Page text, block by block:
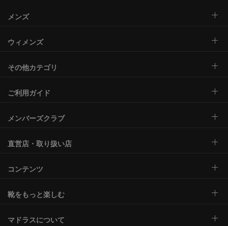
メンズ
ウィメンズ
その他カテゴリ
ご利用ガイド
メンバーズクラブ
直営店・取り扱い店
コンテンツ
靴をもっと楽しむ
マドラスについて